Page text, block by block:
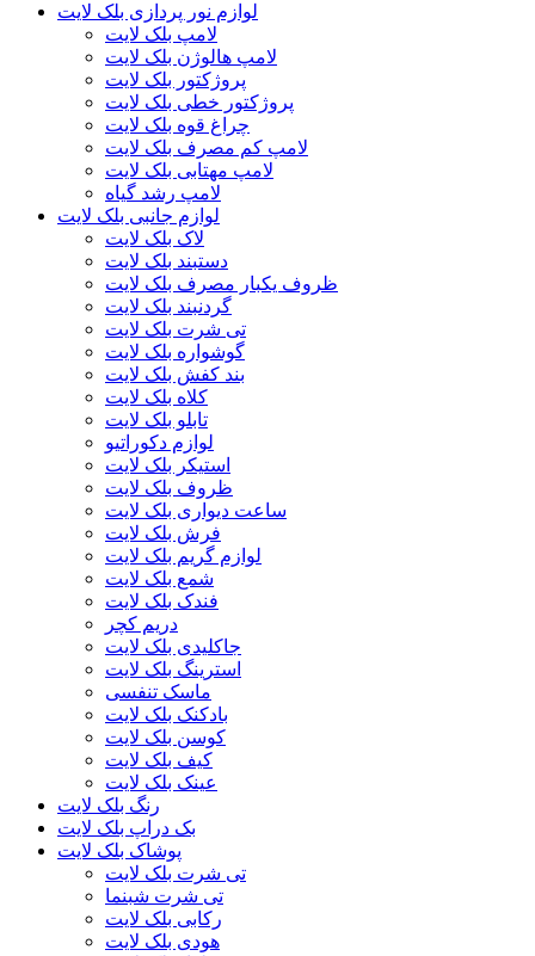
لوازم نور پردازی بلک لایت
لامپ بلک لایت
لامپ هالوژن بلک لایت
پروژکتور بلک لایت
پروژکتور خطی بلک لایت
چراغ قوه بلک لایت
لامپ کم مصرف بلک لایت
لامپ مهتابی بلک لایت
لامپ رشد گیاه
لوازم جانبی بلک لایت
لاک بلک لایت
دستبند بلک لایت
ظروف یکبار مصرف بلک لایت
گردنبند بلک لایت
تی شرت بلک لایت
گوشواره بلک لایت
بند کفش بلک لایت
کلاه بلک لایت
تابلو بلک لایت
لوازم دکوراتیو
استیکر بلک لایت
ظروف بلک لایت
ساعت دیواری بلک لایت
فرش بلک لایت
لوازم گریم بلک لایت
شمع بلک لایت
فندک بلک لایت
دریم کچر
جاکلیدی بلک لایت
استرینگ بلک لایت
ماسک تنفسی
بادکنک بلک لایت
کوسن بلک لایت
کیف بلک لایت
عینک بلک لایت
رنگ بلک لایت
بک دراپ بلک لایت
پوشاک بلک لایت
تی شرت بلک لایت
تی شرت شبنما
رکابی بلک لایت
هودی بلک لایت